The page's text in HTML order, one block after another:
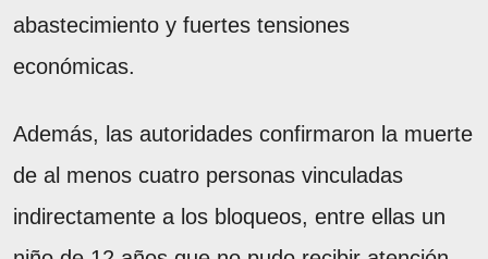
abastecimiento y fuertes tensiones
económicas.
Además, las autoridades confirmaron la muerte
de al menos cuatro personas vinculadas
indirectamente a los bloqueos, entre ellas un